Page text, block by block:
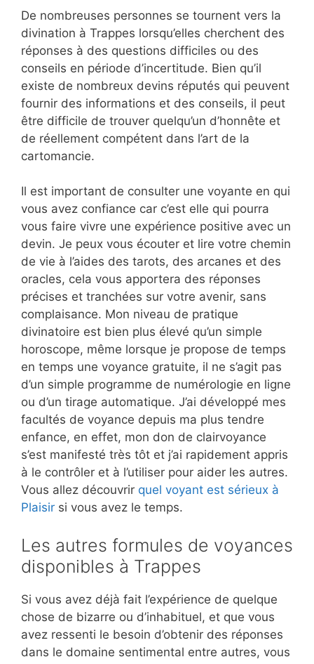
De nombreuses personnes se tournent vers la
divination à Trappes lorsqu’elles cherchent des
réponses à des questions difficiles ou des
conseils en période d’incertitude. Bien qu’il
existe de nombreux devins réputés qui peuvent
fournir des informations et des conseils, il peut
être difficile de trouver quelqu’un d’honnête et
de réellement compétent dans l’art de la
cartomancie.
Il est important de consulter une voyante en qui
vous avez confiance car c’est elle qui pourra
vous faire vivre une expérience positive avec un
devin. Je peux vous écouter et lire votre chemin
de vie à l’aides des tarots, des arcanes et des
oracles, cela vous apportera des réponses
précises et tranchées sur votre avenir, sans
complaisance. Mon niveau de pratique
divinatoire est bien plus élevé qu’un simple
horoscope, même lorsque je propose de temps
en temps une voyance gratuite, il ne s’agit pas
d’un simple programme de numérologie en ligne
ou d’un tirage automatique. J’ai développé mes
facultés de voyance depuis ma plus tendre
enfance, en effet, mon don de clairvoyance
s’est manifesté très tôt et j’ai rapidement appris
à le contrôler et à l’utiliser pour aider les autres.
Vous allez découvrir quel voyant est sérieux à
Plaisir si vous avez le temps.
Les autres formules de voyances
disponibles à Trappes
Si vous avez déjà fait l’expérience de quelque
chose de bizarre ou d’inhabituel, et que vous
avez ressenti le besoin d’obtenir des réponses
dans le domaine sentimental entre autres, vous